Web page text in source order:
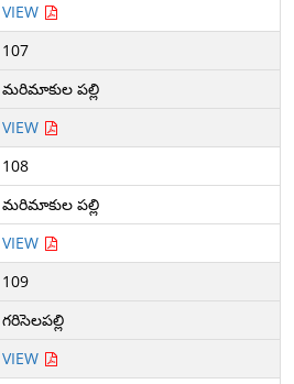
VIEW
107
మరిమాకుల పల్లి
VIEW
108
మరిమాకుల పల్లి
VIEW
109
గరిసెలపల్లి
VIEW